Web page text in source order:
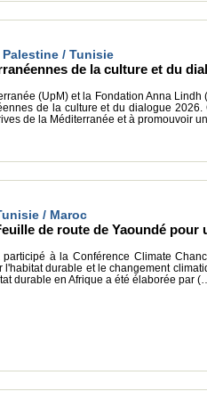
/ Tunisie
de la culture et du
(UpM) et la Fondation Anna
de la culture et du dialogue
de la Méditerranée et à promouvoir
/ Maroc
de route de Yaoundé
à la Conférence Climate
l'habitat durable et le changement
durable en Afrique a été élaborée par